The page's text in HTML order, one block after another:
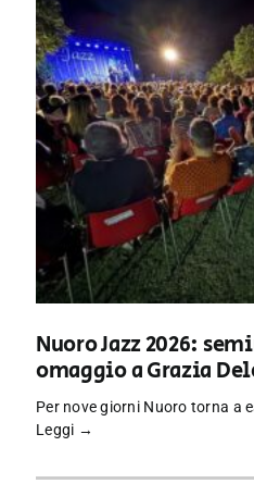
Nuoro Jazz 2026:
omaggio a Grazia
Per nove giorni Nuoro torna a
Leggi →